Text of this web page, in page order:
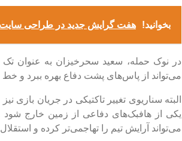
بخوانید! هفت گرایش جدید در طراحی
در نوک حمله، سعید سحرخیزان به عنوان
می‌تواند از پاس‌های پشت دفاع بهره ببرد و
البته سناریوی تغییر تاکتیکی در جریان
یکی از هافبک‌های دفاعی از زمین خارج شود
می‌تواند آرایش تیم را تهاجمی‌تر کرده و